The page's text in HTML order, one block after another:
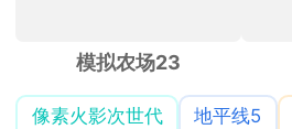
模拟农场23
像素火影次世代 地平线5